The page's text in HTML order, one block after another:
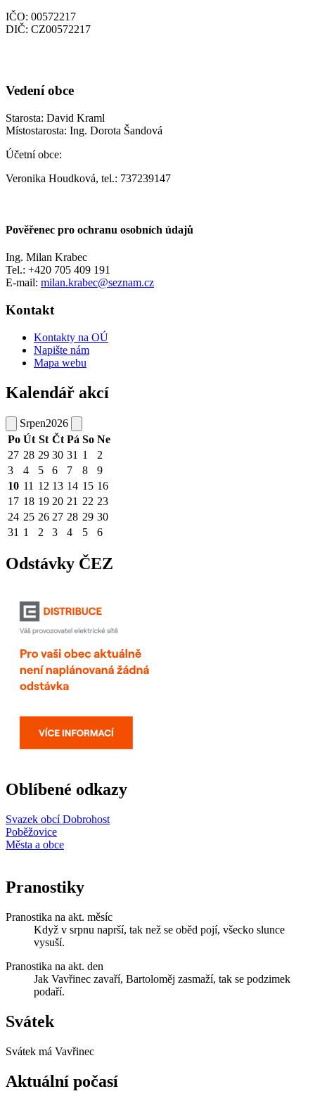
IČO: 00572217
DIČ: CZ00572217
Vedení obce
Starosta: David Kraml
Místostarosta: Ing. Dorota Šandová
Účetní obce:
Veronika Houdková, tel.: 737239147
Pověřenec pro ochranu osobních údajů
Ing. Milan Krabec
Tel.: +420 705 409 191
E-mail: milan.krabec@seznam.cz
Kontakt
Kontakty na OÚ
Napište nám
Mapa webu
Kalendář akcí
Srpen2026
Po Út St Čt Pá So Ne
27 28 29 30 31 1
2
3
4 5 6 7 8
9
10 11 12 13 14 15 16
17 18 19 20 21 22 23
24 25 26 27 28 29 30
31 1 2 3 4 5 6
Odstávky ČEZ
Oblíbené odkazy
Svazek obcí Dobrohost
Poběžovice
Města a obce
Pranostiky
Pranostika na akt. měsíc
Když v srpnu naprší, tak než se oběd pojí, všecko slunce
vysuší.
Pranostika na akt. den
Jak Vavřinec zavaří, Bartoloměj zasmaží, tak se podzimek
podaří.
Svátek
Svátek má Vavřinec
Aktuální počasí